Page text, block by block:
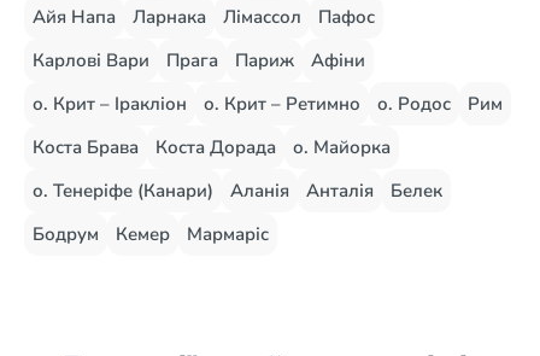
Айя Напа
Ларнака Лімассол
Пафос
Карлові Вари
Прага Париж
Афіни
о. Крит – Іракліон
о. Крит – Ретимно о. Родос
Рим
Коста Брава
Коста Дорада
о. Майорка
о. Тенеріфе (Канари)
Аланія Анталія
Белек
Бодрум
Кемер Мармаріс